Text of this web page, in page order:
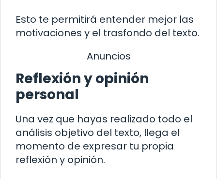
Esto te permitirá entender mejor las
motivaciones y el trasfondo del texto.
Anuncios
Reflexión y opinión
personal
Una vez que hayas realizado todo el
análisis objetivo del texto, llega el
momento de expresar tu propia
reflexión y opinión.